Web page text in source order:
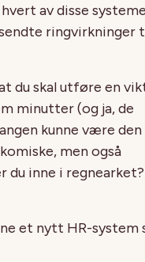
av disse
ringvirkninger
du skal utføre en
minutter (og ja, de
kunne være den
men også
inne i regnearket?
et nytt HR-system